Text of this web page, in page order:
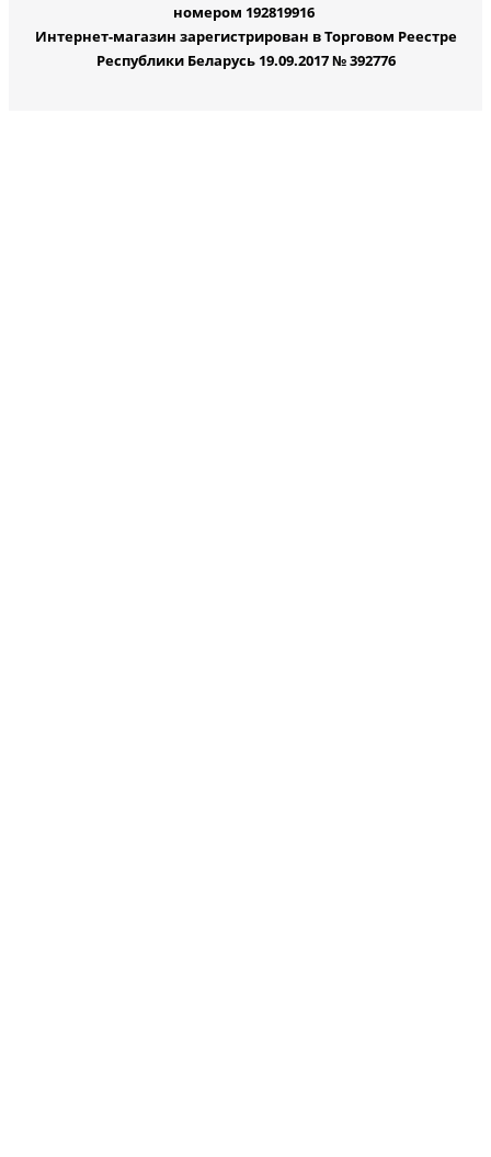
номером 192819916
Интернет-магазин зарегистрирован в Торговом Реестре
Республики Беларусь 19.09.2017 № 392776